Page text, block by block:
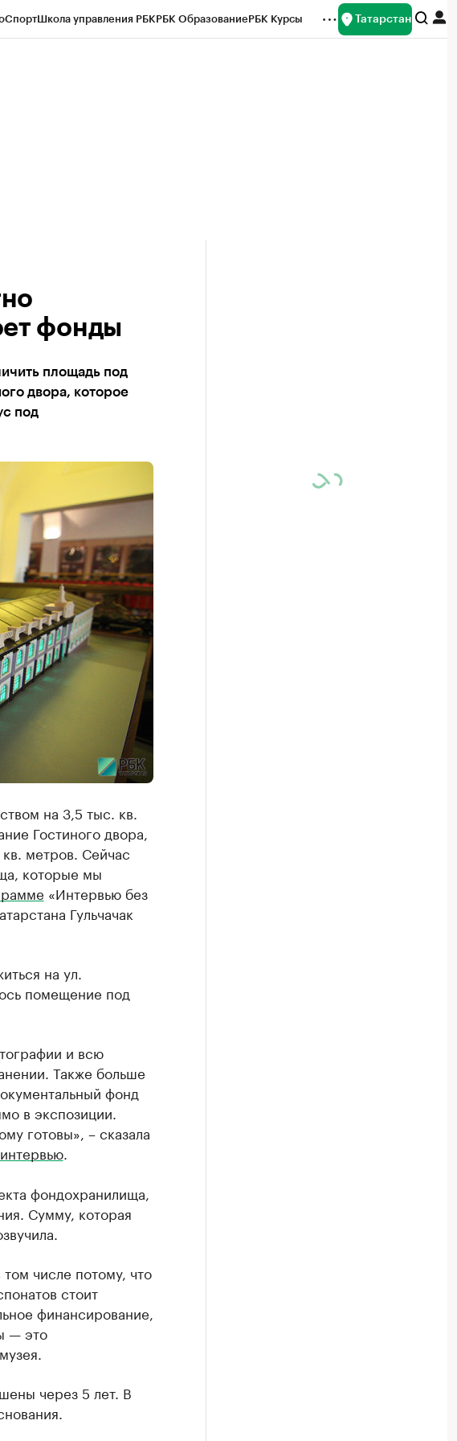
СпортШкола управления РБКРБК ОбразованиеРБК Курсы Татарстан
фонды
площадь под
двора, которое
под
на 3,5 тыс. кв.
Гостиного двора,
метров. Сейчас
которые мы
«Интервью без
Гульчачак
на ул.
помещение под
и всю
Также больше
фонд
в экспозиции.
готовы», – сказала
интервью.
фондохранилища,
Сумму, которая
числе потому, что
стоит
финансирование,
— это
через 5 лет. В